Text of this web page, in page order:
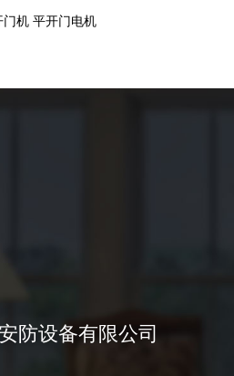
门机 平开门电机
防设备有限公司